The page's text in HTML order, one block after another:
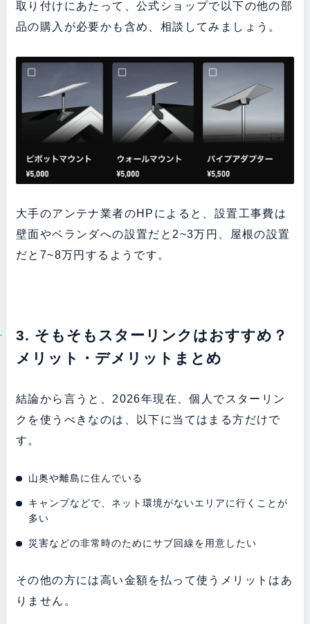
取り付けにあたって、公式ショップで以下の他の部
品の購入が必要かも含め、相談してみましょう。
大手のアンテナ業者のHPによると、設置工事費は
壁面やベランダへの設置だと2~3万円、屋根の設置
だと7~8万円するようです。
3. そもそもスターリンクはおすすめ？
メリット・デメリットまとめ
結論から言うと、2026年現在、個人でスターリン
クを使うべきなのは、以下に当てはまる方だけで
す。
山奥や離島に住んでいる
キャンプなどで、ネット環境がないエリアに行くことが
多い
災害などの非常時のためにサブ回線を用意したい
その他の方には高い金額を払って使うメリットはあ
りません。